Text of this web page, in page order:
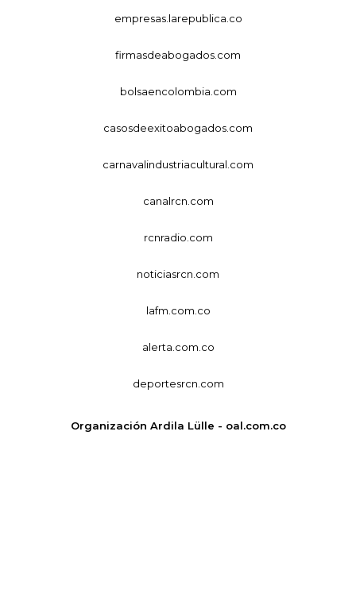
empresas.larepublica.co
firmasdeabogados.com
bolsaencolombia.com
casosdeexitoabogados.com
carnavalindustriacultural.com
canalrcn.com
rcnradio.com
noticiasrcn.com
lafm.com.co
alerta.com.co
deportesrcn.com
Organización Ardila Lülle - oal.com.co